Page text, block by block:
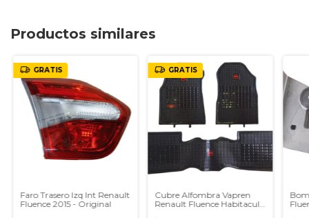
Productos similares
GRATIS
Faro Trasero Izq Int Renault
Fluence 2015 - Original
GRATIS
Cubre Alfombra Vapren
Renault Fluence Habitaculo